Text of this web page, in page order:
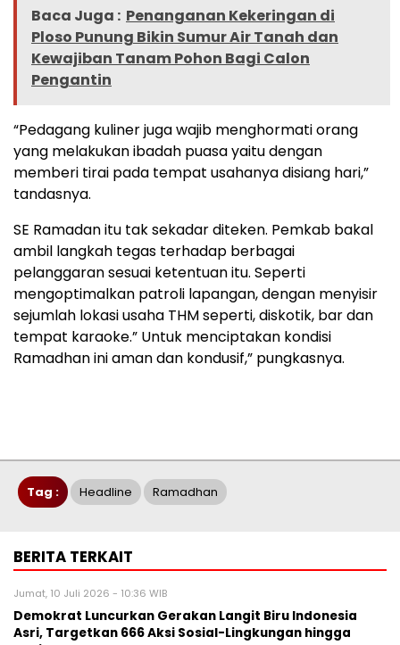
Baca Juga : Penanganan Kekeringan di
Ploso Punung Bikin Sumur Air Tanah dan
Kewajiban Tanam Pohon Bagi Calon
Pengantin
“Pedagang kuliner juga wajib menghormati orang
yang melakukan ibadah puasa yaitu dengan
memberi tirai pada tempat usahanya disiang hari,”
tandasnya.
SE Ramadan itu tak sekadar diteken. Pemkab bakal
ambil langkah tegas terhadap berbagai
pelanggaran sesuai ketentuan itu. Seperti
mengoptimalkan patroli lapangan, dengan menyisir
sejumlah lokasi usaha THM seperti, diskotik, bar dan
tempat karaoke.” Untuk menciptakan kondisi
Ramadhan ini aman dan kondusif,” pungkasnya.
Tag : Headline Ramadhan
BERITA TERKAIT
Jumat, 10 Juli 2026 - 10:36 WIB
Demokrat Luncurkan Gerakan Langit Biru Indonesia
Asri, Targetkan 666 Aksi Sosial-Lingkungan hingga